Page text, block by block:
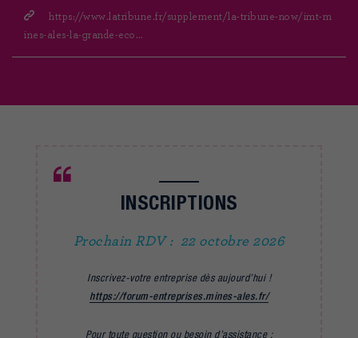
https://www.latribune.fr/supplement/la-tribune-now/imt-m
ines-ales-la-grande-eco…
INSCRIPTIONS
Prochain RDV : 22 octobre 2026
Inscrivez-votre entreprise dès aujourd’hui !
https://forum-entreprises.mines-ales.fr/
Pour toute question ou besoin d’assistance :